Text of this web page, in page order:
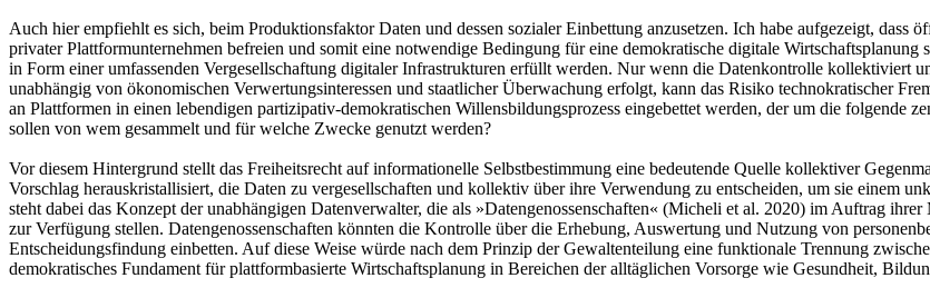
Auch hier empfiehlt es sich, beim Produktionsfaktor Daten und dessen sozialer Einbettung anzusetzen. Ich habe aufgezeigt,
privater Plattformunternehmen befreien und somit eine notwendige Bedingung für eine demokratische digitale
in Form einer umfassenden Vergesellschaftung digitaler Infrastrukturen erfüllt werden. Nur wenn die Datenkontrolle kollektiviert
unabhängig von ökonomischen Verwertungsinteressen und staatlicher Überwachung erfolgt, kann das Risiko technokratischer
an Plattformen in einen lebendigen partizipativ-demokratischen Willensbildungsprozess eingebettet werden, der um die folgende
sollen von wem gesammelt und für welche Zwecke genutzt werden?
Vor diesem Hintergrund stellt das Freiheitsrecht auf informationelle Selbstbestimmung eine bedeutende Quelle kollektiver
Vorschlag herauskristallisiert, die Daten zu vergesellschaften und kollektiv über ihre Verwendung zu entscheiden, um sie einem
steht dabei das Konzept der unabhängigen Datenverwalter, die als »Datengenossenschaften« (Micheli et al. 2020) im Auftrag
zur Verfügung stellen. Datengenossenschaften könnten die Kontrolle über die Erhebung, Auswertung und Nutzung von
Entscheidungsfindung einbetten. Auf diese Weise würde nach dem Prinzip der Gewaltenteilung eine funktionale Trennung
demokratisches Fundament für plattformbasierte Wirtschaftsplanung in Bereichen der alltäglichen Vorsorge wie Gesundheit,